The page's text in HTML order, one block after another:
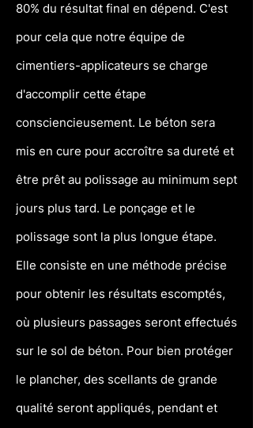
80% du résultat final en dépend. C'est
pour cela que notre équipe de
cimentiers-applicateurs se charge
d'accomplir cette étape
consciencieusement. Le béton sera
mis en cure pour accroître sa dureté et
être prêt au polissage au minimum sept
jours plus tard. Le ponçage et le
polissage sont la plus longue étape.
Elle consiste en une méthode précise
pour obtenir les résultats escomptés,
où plusieurs passages seront effectués
sur le sol de béton. Pour bien protéger
le plancher, des scellants de grande
qualité seront appliqués, pendant et